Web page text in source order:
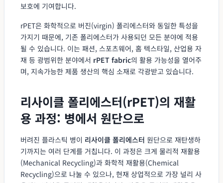
보호에 기여합니다.
rPET은 화학적으로 버진(virgin) 폴리에스터와 동일한 특성을
가지기 때문에, 기존 폴리에스터가 사용되던 모든 분야에 적용
될 수 있습니다. 이는 패션, 스포츠웨어, 홈 텍스타일, 산업용 자
재 등 광범위한 분야에서 rPET fabric의 활용 가능성을 열어주
며, 지속가능한 제품 생산의 핵심 소재로 각광받고 있습니다.
리사이클 폴리에스터(rPET)의 재활
용 과정: 병에서 원단으로
버려진 플라스틱 병이 리사이클 폴리에스터 원단으로 재탄생하
기까지는 여러 단계를 거칩니다. 이 과정은 크게 물리적 재활용
(Mechanical Recycling)과 화학적 재활용(Chemical
Recycling)으로 나눌 수 있으나, 현재 상업적으로 가장 널리 사